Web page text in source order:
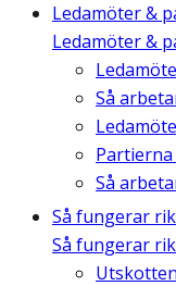
Ledamöter &
Ledamöter &
Så
Så
Så fungerar
Så fungerar